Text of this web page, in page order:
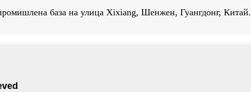
база на улица Xixiang, Шенжен, Гуангдонг, Китай.